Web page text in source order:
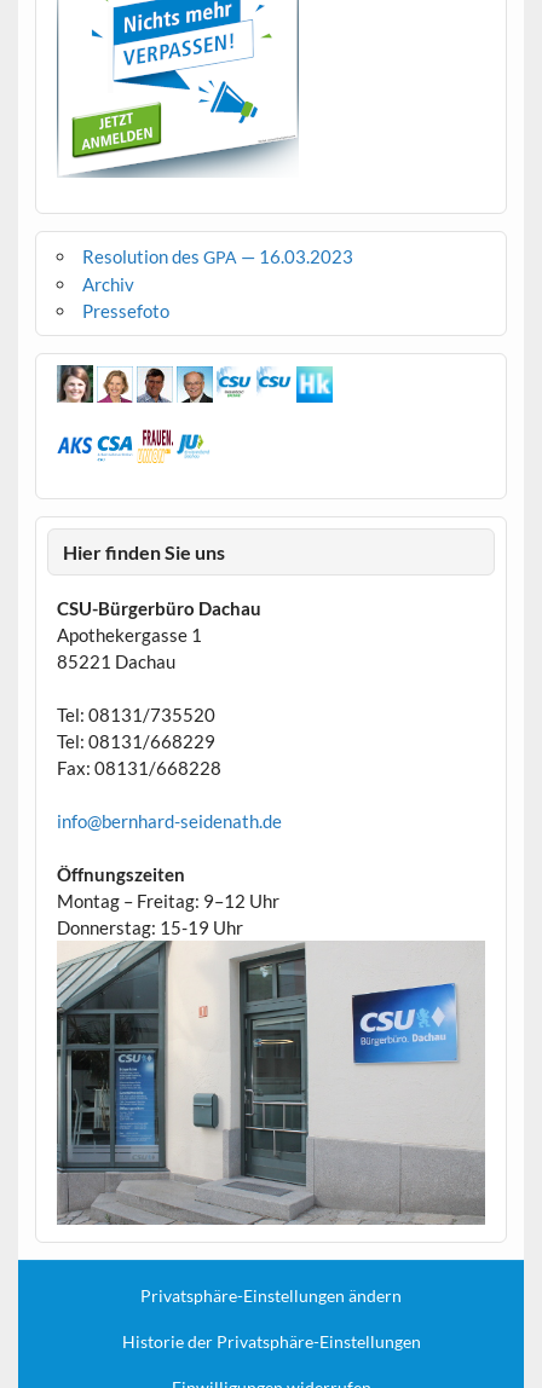
Resolution des GPA — 16.03.2023
Archiv
Pressefoto
Hier finden Sie uns
CSU-Bürgerbüro Dachau
Apothekergasse 1
85221 Dachau
Tel: 08131/735520
Tel: 08131/668229
Fax: 08131/668228
info@bernhard-seidenath.de
Öffnungszeiten
Montag – Freitag: 9–12 Uhr
Donnerstag: 15-19 Uhr
Privatsphäre-Einstellungen ändern
Historie der Privatsphäre-Einstellungen